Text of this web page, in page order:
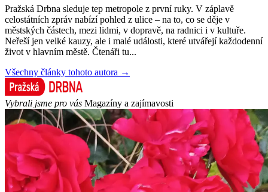
Pražská Drbna sleduje tep metropole z první ruky. V záplavě
celostátních zpráv nabízí pohled z ulice – na to, co se děje v
městských částech, mezi lidmi, v dopravě, na radnici i v kultuře.
Neřeší jen velké kauzy, ale i malé události, které utvářejí každodenní
život v hlavním městě. Čtenáři tu...
Všechny články tohoto autora →
Vybrali jsme pro vás Magazíny a zajímavosti